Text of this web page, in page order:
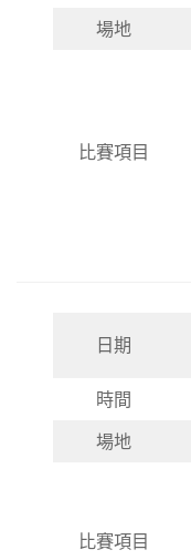
場地
比賽項目
日期
時間
場地
比賽項目